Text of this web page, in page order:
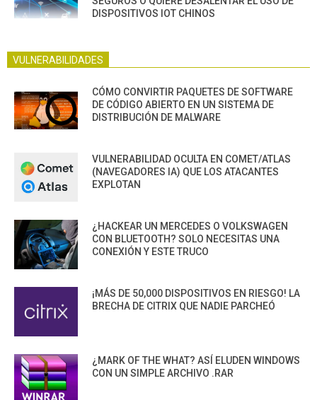
DISPOSITIVOS IOT CHINOS
VULNERABILIDADES
CÓMO CONVIRTIR PAQUETES DE SOFTWARE
DE CÓDIGO ABIERTO EN UN SISTEMA DE
DISTRIBUCIÓN DE MALWARE
VULNERABILIDAD OCULTA EN COMET/ATLAS
(NAVEGADORES IA) QUE LOS ATACANTES
EXPLOTAN
¿HACKEAR UN MERCEDES O VOLKSWAGEN
CON BLUETOOTH? SOLO NECESITAS UNA
CONEXIÓN Y ESTE TRUCO
¡MÁS DE 50,000 DISPOSITIVOS EN RIESGO! LA
BRECHA DE CITRIX QUE NADIE PARCHEÓ
¿MARK OF THE WHAT? ASÍ ELUDEN WINDOWS
CON UN SIMPLE ARCHIVO .RAR